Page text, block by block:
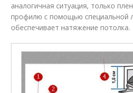
аналогичная ситуация, только
профилю с помощью специальной
обеспечивает натяжение потолка.